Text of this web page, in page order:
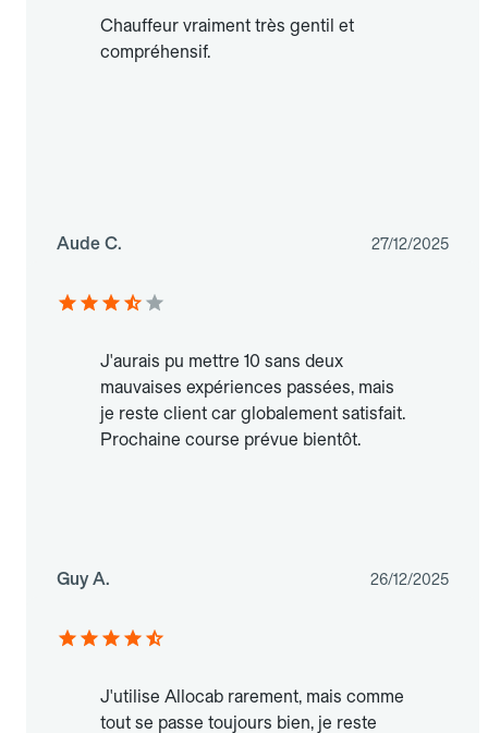
Chauffeur vraiment très gentil et
compréhensif.
Aude C. 27/12/2025
J'aurais pu mettre 10 sans deux
mauvaises expériences passées, mais
je reste client car globalement satisfait.
Prochaine course prévue bientôt.
Guy A. 26/12/2025
J'utilise Allocab rarement, mais comme
tout se passe toujours bien, je reste